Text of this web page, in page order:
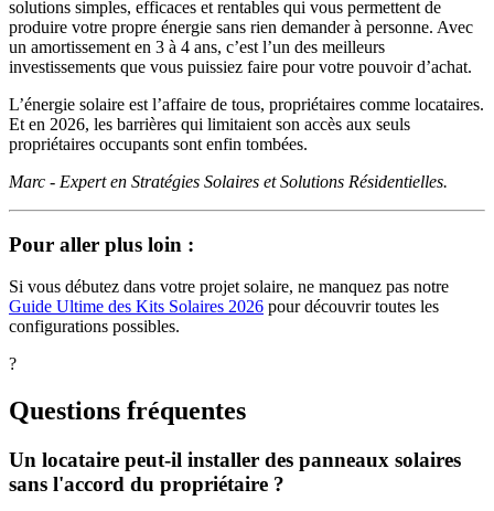
solutions simples, efficaces et rentables qui vous permettent de
produire votre propre énergie sans rien demander à personne. Avec
un amortissement en 3 à 4 ans, c’est l’un des meilleurs
investissements que vous puissiez faire pour votre pouvoir d’achat.
L’énergie solaire est l’affaire de tous, propriétaires comme locataires.
Et en 2026, les barrières qui limitaient son accès aux seuls
propriétaires occupants sont enfin tombées.
Marc - Expert en Stratégies Solaires et Solutions Résidentielles.
Pour aller plus loin :
Si vous débutez dans votre projet solaire, ne manquez pas notre
Guide Ultime des Kits Solaires 2026 pour découvrir toutes les
configurations possibles.
?
Questions fréquentes
Un locataire peut-il installer des panneaux solaires
sans l'accord du propriétaire ?